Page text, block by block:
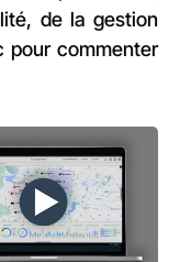
de la gestion
pour commenter